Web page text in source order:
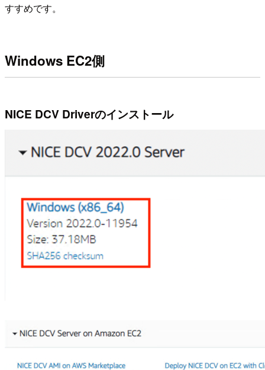
すすめです。
Windows EC2側
NICE DCV Driverのインストール